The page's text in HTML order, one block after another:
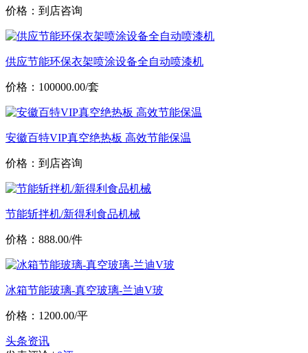
价格：到店咨询
供应节能环保衣架喷涂设备全自动喷漆机
价格：100000.00/套
安徽百特VIP真空绝热板 高效节能保温
价格：到店咨询
节能斩拌机/新得利食品机械
价格：888.00/件
冰箱节能玻璃-真空玻璃-兰迪V玻
价格：1200.00/平
头条资讯